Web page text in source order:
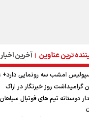
ترین عناوین | آخرین اخبار
امشب سه رونمایی
گرامیداشت روز خبرنگار در اراک
دوستانه تیم های فوتبال